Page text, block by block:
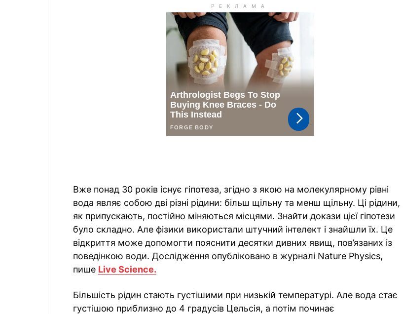
Вже понад 30 років існує гіпотеза, згідно з якою на молекулярному рівні
вода являє собою дві різні рідини: більш щільну та менш щільну. Ці рідини,
як припускають, постійно міняються місцями. Знайти докази цієї гіпотези
було складно. Але фізики використали штучний інтелект і знайшли їх. Це
відкриття може допомогти пояснити десятки дивних явищ, пов’язаних із
поведінкою води. Дослідження опубліковано в журналі Nature Physics,
пише Live Science.
Більшість рідин стають густішими при низькій температурі. Але вода стає
густішою приблизно до 4 градусів Цельсія, а потім починає